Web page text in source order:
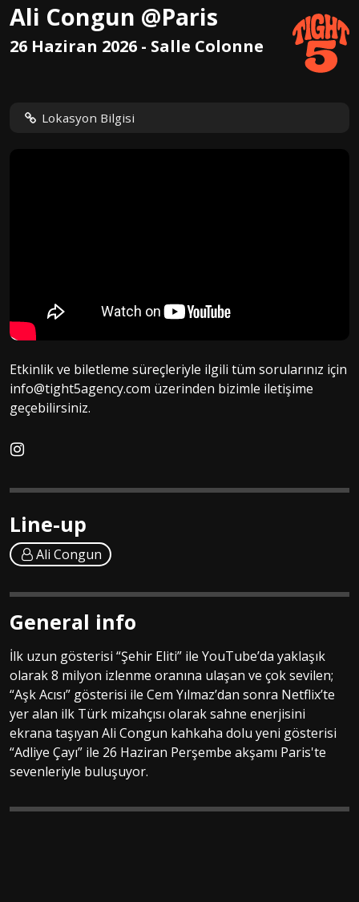
Ali Congun @Paris
26 Haziran 2026 - Salle Colonne
Lokasyon Bilgisi
Etkinlik ve biletleme süreçleriyle ilgili tüm sorularınız için
info@tight5agency.com üzerinden bizimle iletişime
geçebilirsiniz.
Line-up
Ali Congun
General info
İlk uzun gösterisi “Şehir Eliti” ile YouTube’da yaklaşık
olarak 8 milyon izlenme oranına ulaşan ve çok sevilen;
“Aşk Acısı” gösterisi ile Cem Yılmaz’dan sonra Netflix’te
yer alan ilk Türk mizahçısı olarak sahne enerjisini
ekrana taşıyan Ali Congun kahkaha dolu yeni gösterisi
“Adliye Çayı” ile 26 Haziran Perşembe akşamı Paris'te
sevenleriyle buluşuyor.